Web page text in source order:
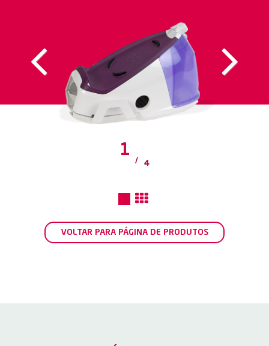
1
/ 4
2
/ 4
3
/ 4
4
/ 4
VOLTAR PARA PÁGINA DE PRODUTOS